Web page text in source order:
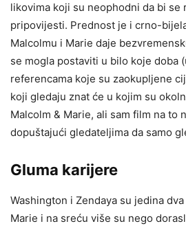
likovima koji su neophodni da bi se
pripovijesti. Prednost je i crno-
Malcolmu i Marie daje
se mogla postaviti u bilo koje doba
referencama koje su zaokupljene
koji gledaju znat će u kojim su
Malcolm & Marie, ali sam film na to
dopuštajući gledateljima da samo
Gluma karijere
Washington i Zendaya su jedina
Marie i na sreću više su nego